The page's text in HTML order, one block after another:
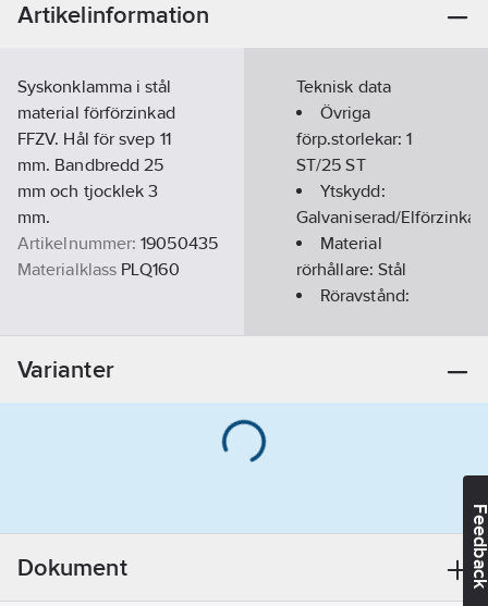
Artikelinformation
Syskonklamma i stål
material förförzinkad
FFZV. Hål för svep 11
mm. Bandbredd 25
mm och tjocklek 3
mm.
Artikelnummer: 19050435
Materialklass PLQ160
Teknisk data
Övriga
förp.storlekar:1
ST/25 ST
Ytskydd:
Galvaniserad/Elförzinkad
Material
rörhållare: Stål
Röravstånd:
C2
Varianter
Dokument